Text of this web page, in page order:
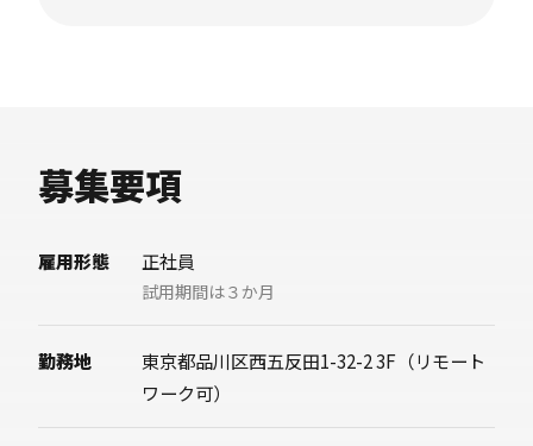
用コンサルタント職の求人票へ遷移します）
募集要項
雇用形態 正社員
試用期間は３か月
勤務地
東京都品川区西五反田1-32-2 3F（リモート
ワーク可）